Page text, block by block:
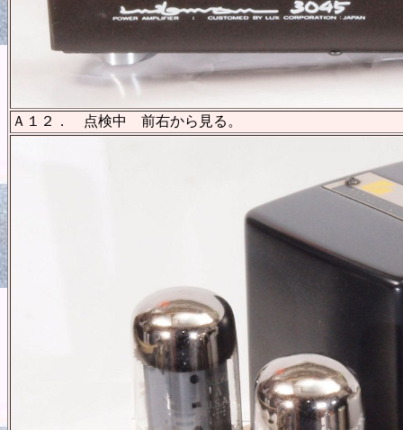
Ａ１２． 点検中 前右から見る。